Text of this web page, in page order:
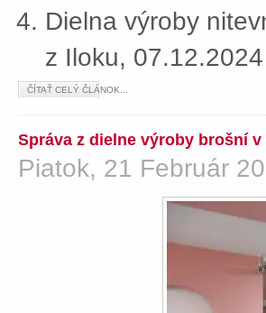
Dielna výroby
z Iloku, 07.12.2024
ČÍTAŤ CELÝ ČLÁNOK...
Správa z dielne výroby brošní v
Piatok, 21 Február